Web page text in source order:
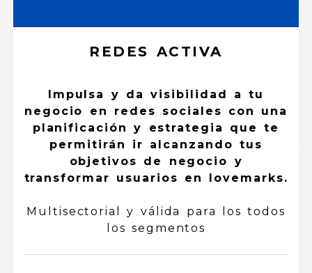
REDES ACTIVA
Impulsa y da visibilidad a tu
negocio en redes sociales con una
planificación y estrategia que te
permitirán ir alcanzando tus
objetivos de negocio y
transformar usuarios en lovemarks.
Multisectorial y válida para los todos
los segmentos